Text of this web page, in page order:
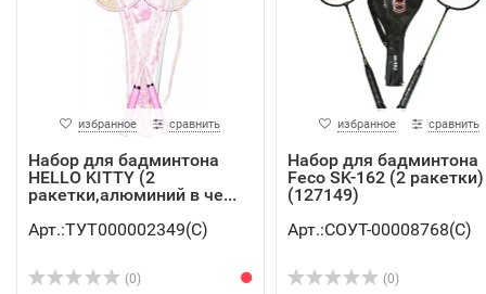
избранное сравнить
Набор для бадминтона
HELLO KITTY (2
ракетки,алюминий в че...
Арт.:ТУТ000002349(C)
(0)
избранное сравнить
Набор для бадминтона
Feco SK-162 (2 ракетки)
(127149)
Арт.:СОУТ-00008768(C)
(0)